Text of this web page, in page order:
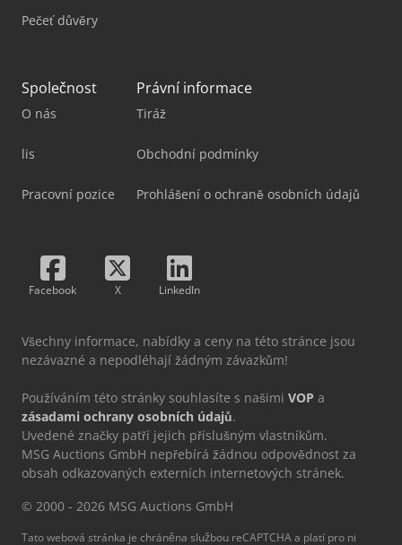
Pečeť důvěry
Společnost
O nás
lis
Pracovní pozice
Právní informace
Tiráž
Obchodní podmínky
Prohlášení o ochraně osobních údajů
Facebook X LinkedIn
Všechny informace, nabídky a ceny na této stránce jsou
nezávazné a nepodléhají žádným závazkům!
Používáním této stránky souhlasíte s našimi VOP a
zásadami ochrany osobních údajů.
Uvedené značky patří jejich příslušným vlastníkům.
MSG Auctions GmbH nepřebírá žádnou odpovědnost za
obsah odkazovaných externích internetových stránek.
© 2000 - 2026 MSG Auctions GmbH
Tato webová stránka je chráněna službou reCAPTCHA a platí pro ni